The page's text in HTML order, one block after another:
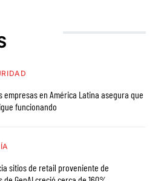
empresas en América Latina asegura que
funcionando
sitios de retail proveniente de